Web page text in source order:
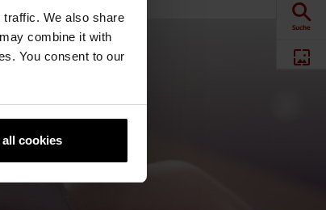
We also share
combine it with
You consent to our
cookies
Suche